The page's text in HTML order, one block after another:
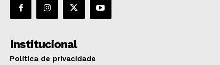
Institucional
Política de privacidade